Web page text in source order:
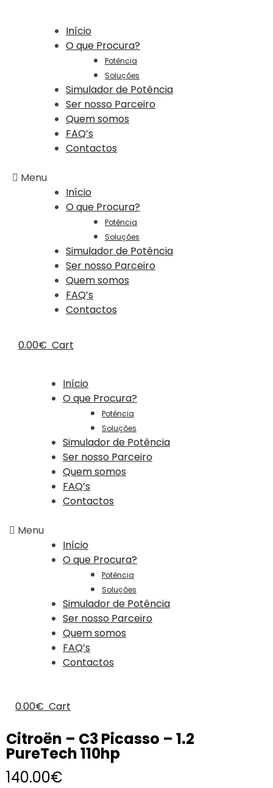
Início
O que Procura?
Potência
Soluções
Simulador de Potência
Ser nosso Parceiro
Quem somos
FAQ’s
Contactos
Menu
Início
O que Procura?
Potência
Soluções
Simulador de Potência
Ser nosso Parceiro
Quem somos
FAQ’s
Contactos
0.00€ Cart
Início
O que Procura?
Potência
Soluções
Simulador de Potência
Ser nosso Parceiro
Quem somos
FAQ’s
Contactos
Menu
Início
O que Procura?
Potência
Soluções
Simulador de Potência
Ser nosso Parceiro
Quem somos
FAQ’s
Contactos
0.00€ Cart
Citroën – C3 Picasso – 1.2
PureTech 110hp
140.00€